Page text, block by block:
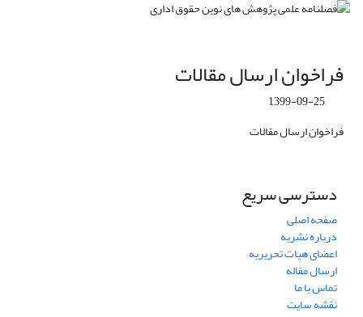
فراخوان ارسال مقالات
1399-09-25
فراخوان ارسال مقالات
دسترسی سریع
صفحه اصلی
درباره نشریه
اعضای هیات تحریریه
ارسال مقاله
تماس با ما
نقشه سایت